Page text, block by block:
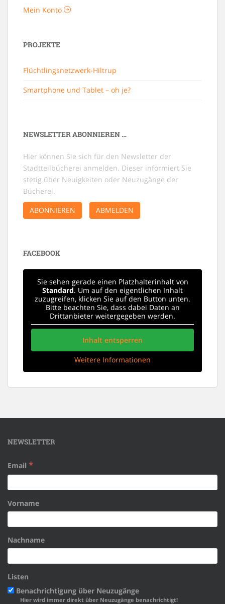
Mein Konto
PROJEKTE
Flüchtlingsnetzwerk-Hiltrup
Smartphone und Tablet – oh je?
NEWSLETTER ABONNIEREN …
Hier können Sie sich für den Newsletter der
Stadtteilbücherei anmelden. Dieser informiert Sie
stetig über Neuigkeiten oder Neuzugänge der
Bücherei.
ABONNIEREN
ABMELDEN
FACEBOOK
Sie sehen gerade einen Platzhalterinhalt von
Standard. Um auf den eigentlichen Inhalt
zuzugreifen, klicken Sie auf den Button unten.
Bitte beachten Sie, dass dabei Daten an
Drittanbieter weitergegeben werden.
Inhalt entsperren
Weitere Informationen
NEWSLETTER
Email *
Vorname
Nachname
Listen
Benachrichtigung über Neuzugänge
Hier wird immer direkt über Neuzugänge benachrichtigt!